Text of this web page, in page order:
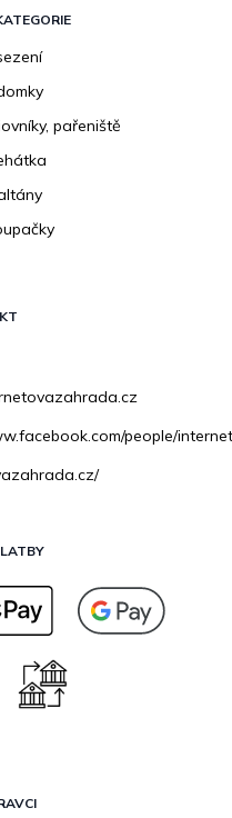
pařeniště
people/